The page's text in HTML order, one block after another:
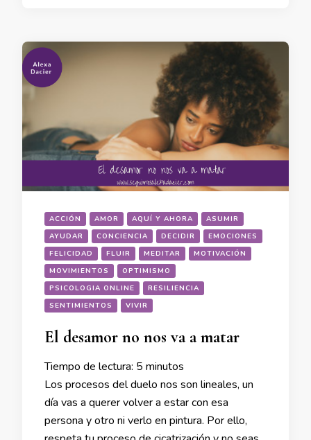
ACCIÓN AMOR AQUÍ Y AHORA
ASUMIR
AYUDAR
CONCIENCIA DECIDIR
EMOCIONES
FELICIDAD
FLUIR MEDITAR
MOTIVACIÓN
MOVIMIENTOS
OPTIMISMO
PSICOLOGIA ONLINE
RESILIENCIA
SENTIMIENTOS
VIVIR
El desamor no nos va a matar
Tiempo de lectura: 5 minutos
Los procesos del duelo nos son lineales, un
día vas a querer volver a estar con esa
persona y otro ni verlo en pintura. Por ello,